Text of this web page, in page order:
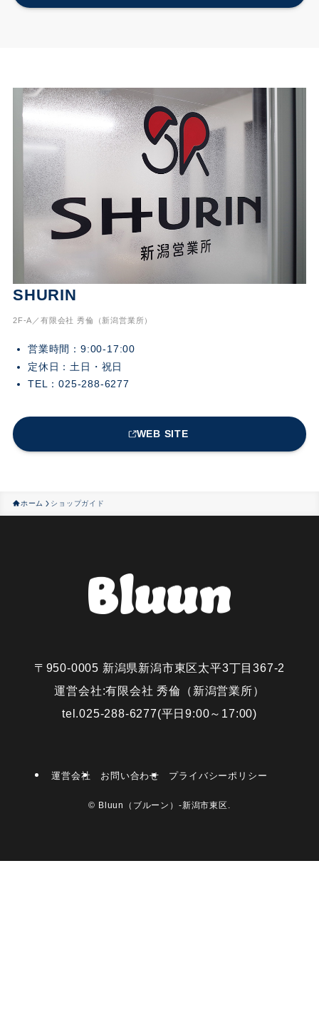
SHURIN
2F-A／有限会社 秀倫（新潟営業所）
営業時間：9:00-17:00
定休日：土日・祝日
TEL：025-288-6277
WEB SITE
ホーム ショップガイド
〒950-0005 新潟県新潟市東区太平3丁目367-2
運営会社:有限会社 秀倫（新潟営業所）
tel.025-288-6277(平日9:00～17:00)
運営会社 お問い合わせ プライバシーポリシー
© Bluun（ブルーン）-新潟市東区.